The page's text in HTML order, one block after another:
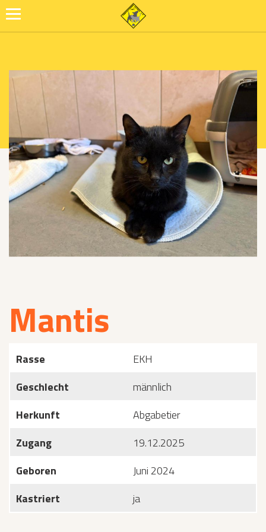
Mantis
Rasse
EKH
Geschlecht
männlich
Herkunft
Abgabetier
Zugang
19.12.2025
Geboren
Juni 2024
Kastriert
ja